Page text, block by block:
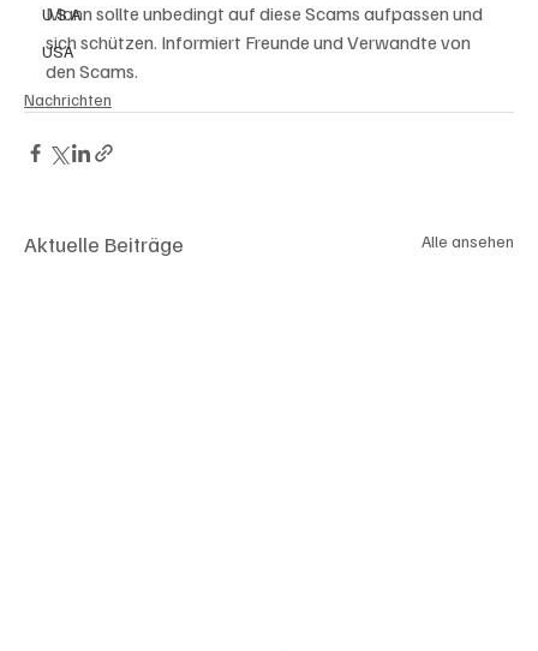
U.S.A
USA
Mann sollte unbedingt auf diese Scams aufpassen und
sich schützen. Informiert Freunde und Verwandte von
den Scams.
Nachrichten
Aktuelle Beiträge Alle ansehen